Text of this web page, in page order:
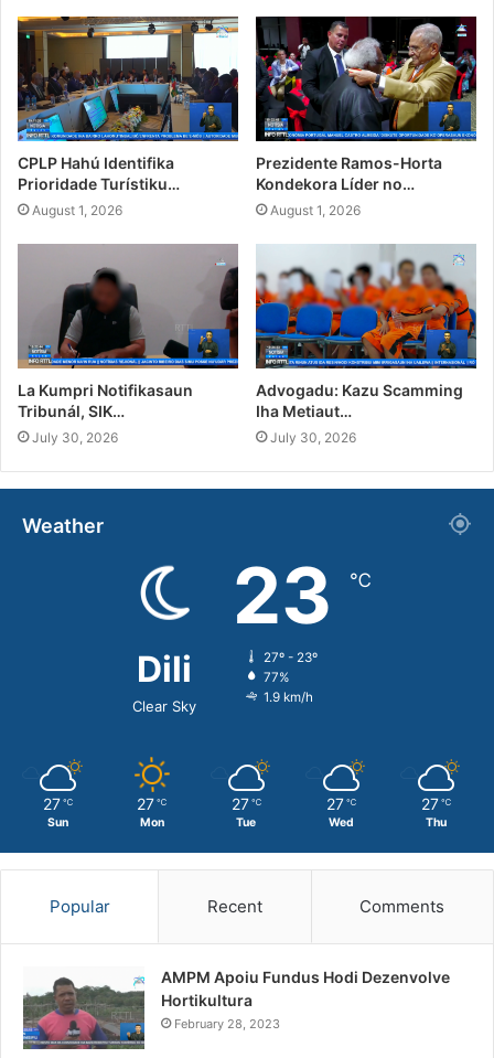
CPLP Hahú Identifika
Prioridade Turístiku…
August 1, 2026
Prezidente Ramos-Horta
Kondekora Líder no…
August 1, 2026
La Kumpri Notifikasaun
Tribunál, SIK…
July 30, 2026
Advogadu: Kazu Scamming
Iha Metiaut…
July 30, 2026
Weather
Dili
Clear Sky
23 ℃
27º - 23º
77%
1.9 km/h
27 ℃
Sun
27 ℃
Mon
27 ℃
Tue
27 ℃
Wed
27 ℃
Thu
Popular Recent Comments
AMPM Apoiu Fundus Hodi Dezenvolve
Hortikultura
February 28, 2023